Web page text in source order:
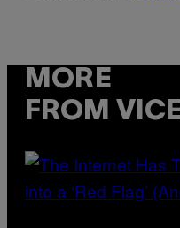
MORE
FROM